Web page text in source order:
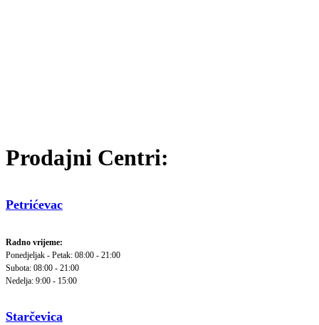
Prodajni Centri:
Petrićevac
Radno vrijeme:
Ponedjeljak - Petak: 08:00 - 21:00
Subota: 08:00 - 21:00
Nedelja: 9:00 - 15:00
Starčevica